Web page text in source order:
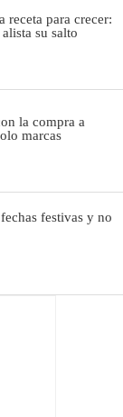
receta para crecer:
su salto
la compra a
marcas
festivas y no